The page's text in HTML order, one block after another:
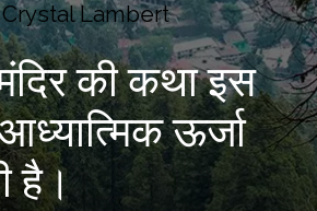
की कथा इस
ऊर्जा
है।
Lambert